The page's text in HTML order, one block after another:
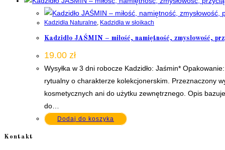
Kadzidła Naturalne, Kadzidła w słoikach
Kadzidło JAŚMIN – miłość, namiętność, zmysłowość,
19.00 zł
Wysyłka w 3 dni robocze Kadzidło: Jaśmin*
rytualny o charakterze kolekcjonerskim. Przeznaczony
kosmetycznych ani do użytku zewnętrznego. Opis
do…
Dodaj do koszyka
Kontakt